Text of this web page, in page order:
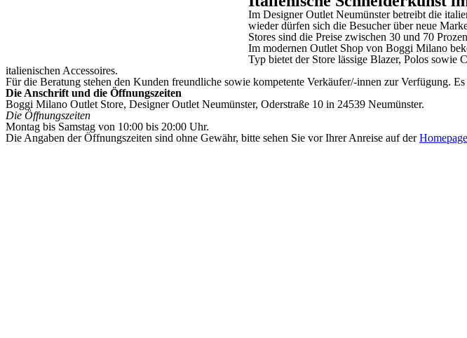
Im Designer Outlet Neumünster betreibt die
wieder dürfen sich die Besucher über neue
Stores sind die Preise zwischen 30 und 70
Im modernen Outlet Shop von Boggi Milano
Typ bietet der Store lässige Blazer, Polos sowie
italienischen Accessoires.
Für die Beratung stehen den Kunden freundliche sowie kompetente Verkäufer/-innen zur Verfügung.
Die Anschrift und die Öffnungszeiten
Boggi Milano Outlet Store, Designer Outlet Neumünster, Oderstraße 10 in 24539 Neumünster.
Die Öffnungszeiten
Montag bis Samstag von 10:00 bis 20:00 Uhr.
Die Angaben der Öffnungszeiten sind ohne Gewähr, bitte sehen Sie vor Ihrer Anreise auf derHomepage